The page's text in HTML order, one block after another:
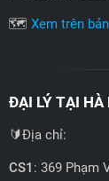
🗺️ Xem trên
ĐẠI LÝ TẠI HÀ
🔰Địa chỉ:
CS1 : 369 Phạm